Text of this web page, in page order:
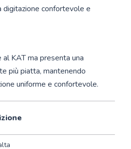
digitazione confortevole e
KAT ma presenta una
più piatta, mantenendo
uniforme e confortevole.